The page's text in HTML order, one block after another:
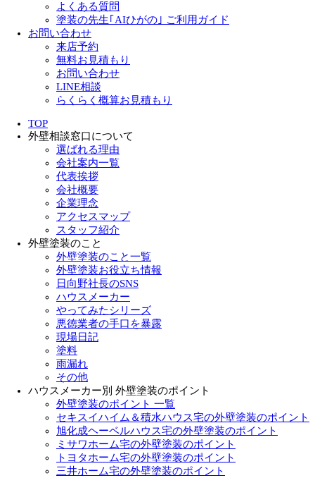
よくある質問
塗装の先生｢AIひがの｣ ご利用ガイド
お問い合わせ
来店予約
無料お見積もり
お問い合わせ
LINE相談
らくらく概算お見積もり
TOP
外壁相談窓口について
選ばれる理由
会社案内一覧
代表挨拶
会社概要
企業理念
アクセスマップ
スタッフ紹介
外壁塗装のこと
外壁塗装のこと一覧
外壁塗装お役立ち情報
日向野社長のSNS
ハウスメーカー
やってみたシリーズ
悪徳業者の手口を暴露
現場日記
塗料
雨漏れ
その他
ハウスメーカー別 外壁塗装のポイント
外壁塗装のポイント 一覧
セキスイハイム＆積水ハウス宅の外壁塗装のポイント
旭化成ヘーベルハウス宅の外壁塗装のポイント
ミサワホーム宅の外壁塗装のポイント
トヨタホーム宅の外壁塗装のポイント
三井ホーム宅の外壁塗装のポイント